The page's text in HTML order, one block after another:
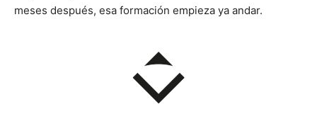
meses después, esa formación empieza ya andar.